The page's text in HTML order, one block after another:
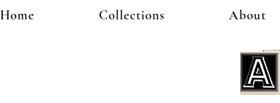
Home Collections About